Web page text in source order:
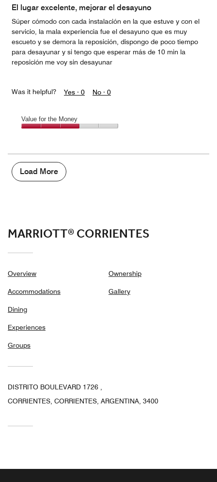
of
El lugar excelente, mejorar el desayuno
Súper cómodo con cada instalación en la que estuve y con el
servicio, la mala experiencia fue el desayuno que es muy
escueto y se demora la reposición, dispongo de poco tiempo
para desayunar y si tengo que esperar más de 10 min la
reposición me voy sin desayunar
Was it helpful? Yes · 0 No · 0
Value for the Money
Money,
3
out
Load More
MARRIOTT® CORRIENTES
Overview
Accommodations
Dining
Experiences
Groups
Ownership
Gallery
DISTRITO BOULEVARD 1726 ,
CORRIENTES, CORRIENTES, ARGENTINA, 3400